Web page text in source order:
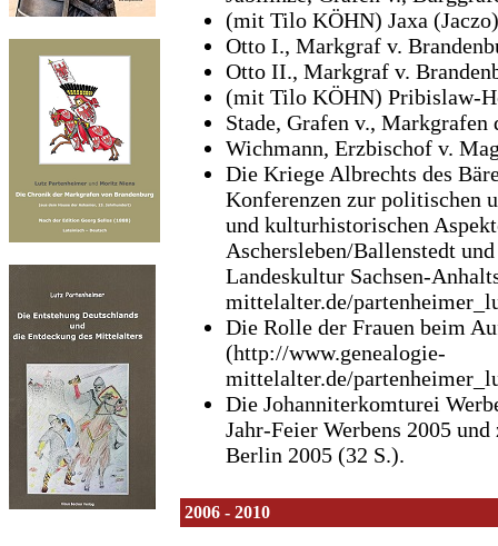
(mit Tilo KÖHN) Jaxa
Otto I., Markgraf v.
Otto II., Markgraf v.
(mit Tilo KÖHN) Pribislaw-
Stade, Grafen v.,
Wichmann, Erzbischof v.
Die Kriege Albrechts des
Konferenzen zur politischen
und kulturhistorischen
Aschersleben/Ballenstedt
Landeskultur Sachsen-
mittelalter.de/
Die Rolle der Frauen beim
(http://www.genealogie-
mittelalter.de/
Die Johanniterkomturei
Jahr-Feier Werbens 2005
Berlin 2005 (32 S.).
2006 - 2010